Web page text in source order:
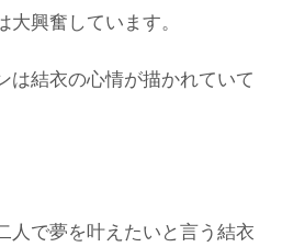
興奮しています。
は結衣の心情が描かれていて
人で夢を叶えたいと言う結衣